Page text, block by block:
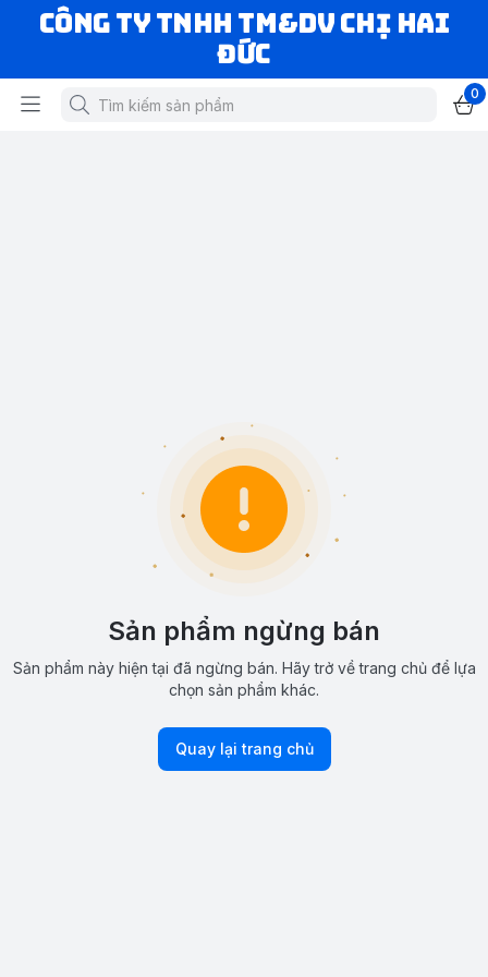
CÔNG TY TNHH TM&DV CHỊ HAI
ĐỨC
0
Sản phẩm ngừng bán
Sản phẩm này hiện tại đã ngừng bán. Hãy trở về trang chủ để lựa
chọn sản phẩm khác.
Quay lại trang chủ